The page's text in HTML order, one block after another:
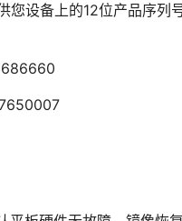
您设备上的12位产品序列